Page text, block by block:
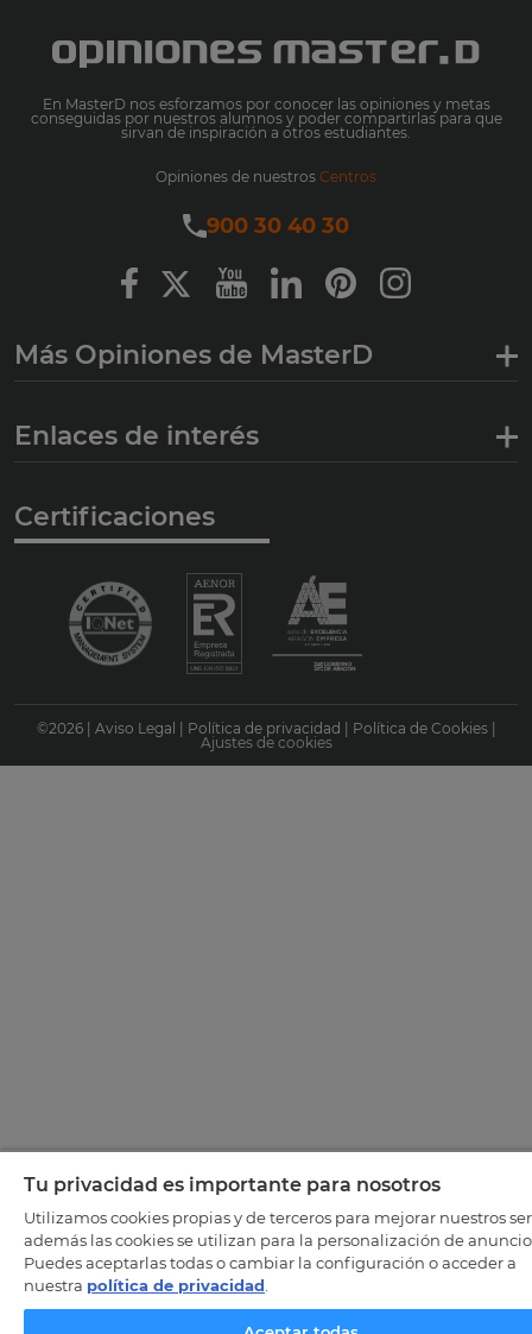
En MasterD nos esforzamos por conocer las opiniones y metas
conseguidas por nuestros alumnos y poder compartirlas para que
sirvan de inspiración a otros estudiantes.
Opiniones de nuestros Centros
900 30 40 30
Más Opiniones de MasterD
Enlaces de interés
Certificaciones
©2026| Aviso Legal Política de privacidad Política de Cookies|
Ajustes de cookies
Tu privacidad es importante para nosotros
Utilizamos cookies propias y de terceros para mejorar nuestros
además las cookies se utilizan para la personalización de
Puedes aceptarlas todas o cambiar la configuración o acceder a
nuestra política de privacidad